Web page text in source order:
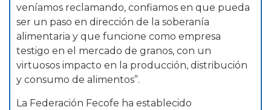
veníamos reclamando, confiamos en que pueda
ser un paso en dirección de la soberanía
alimentaria y que funcione como empresa
testigo en el mercado de granos, con un
virtuosos impacto en la producción, distribución
y consumo de alimentos”.
La Federación Fecofe ha establecido